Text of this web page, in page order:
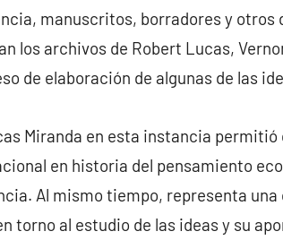
manuscritos, borradores y
los archivos de Robert Lucas,
de elaboración de algunas de las
Miranda en esta instancia
en historia del pensamiento
Al mismo tiempo, representa
torno al estudio de las ideas y su